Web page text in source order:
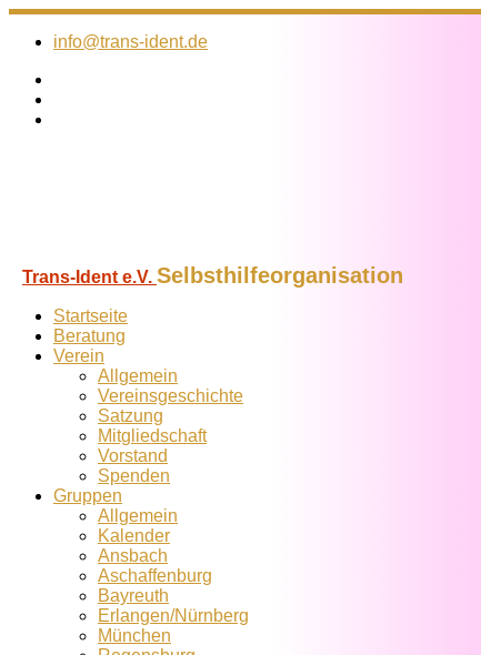
Zum
Inhalt
info@trans-ident.de
Trans-Ident e.V. Selbsthilfeorganisation
Startseite
Beratung
Verein
Allgemein
Vereins­geschichte
Satzung
Mitglied­schaft
Vorstand
Spenden
Gruppen
Allgemein
Kalender
Ansbach
Aschaffenburg
Bayreuth
Erlangen/Nürnberg
München